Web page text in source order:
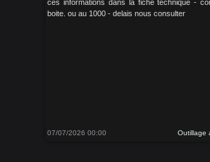
ces informations dans la fiche technique -
boite. ou au 1000 - delais nous consulter
07/07/2026 00:00 Outillage